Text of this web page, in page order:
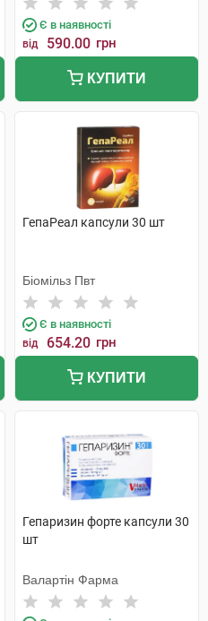
Є в наявності
від 590.00 грн
КУПИТИ
ГепаРеал капсули 30 шт
Біомільз Пвт
Є в наявності
від 654.20 грн
КУПИТИ
Гепаризин форте капсули 30
шт
Валартін Фарма